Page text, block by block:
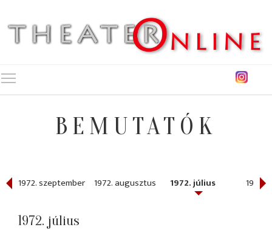
BEMUTATÓK
1972. szeptember 1972. augusztus 1972. július 1972.
1972. július